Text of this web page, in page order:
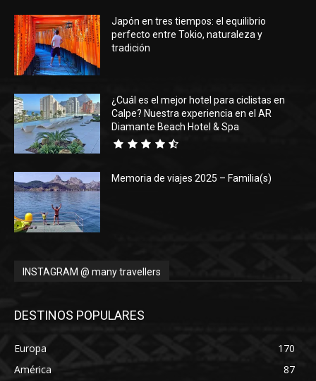
Japón en tres tiempos: el equilibrio
perfecto entre Tokio, naturaleza y
tradición
¿Cuál es el mejor hotel para ciclistas en
Calpe? Nuestra experiencia en el AR
Diamante Beach Hotel & Spa
Memoria de viajes 2025 – Familia(s)
INSTAGRAM @ many travellers
DESTINOS POPULARES
Europa
170
América
87